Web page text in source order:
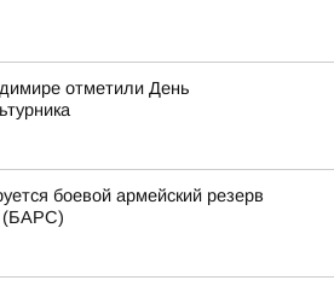
отметили День
боевой армейский резерв
(БАРС)